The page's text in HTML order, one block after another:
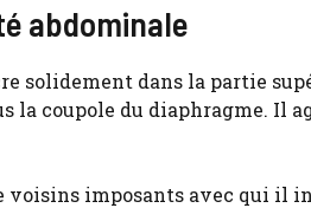
abdominale
solidement dans la partie
la coupole du diaphragme. Il
voisins imposants avec qui il